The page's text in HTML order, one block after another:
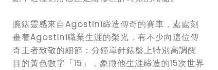
腕錶靈感來自Agostini締造傳奇的賽車，處處刻
畫着Agostini職業生涯的榮光，有不少向這位傳
奇王者致敬的細節：分鐘單針錶盤上特別高調醒
目的黃色數字「15」，象徵他生涯締造的15次世界